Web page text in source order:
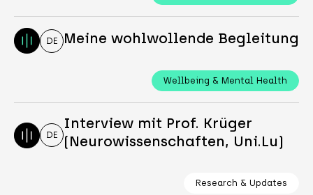
DE Meine wohlwollende Begleitung
Wellbeing & Mental Health
DE
Interview mit Prof. Krüger
(Neurowissenschaften, Uni.Lu)
Research & Updates